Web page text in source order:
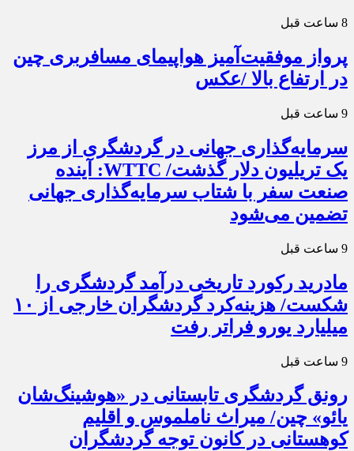
8 ساعت قبل
پرواز موفقیت‌آمیز هواپیمای مسافربری چین
در ارتفاع بالا /عکس
9 ساعت قبل
سرمایه‌گذاری جهانی در گردشگری از مرز
یک تریلیون دلار گذشت/ WTTC: آینده
صنعت سفر با شتاب سرمایه‌گذاری جهانی
تضمین می‌شود
9 ساعت قبل
مادرید رکورد تاریخی درآمد گردشگری را
شکست/ هزینه‌کرد گردشگران خارجی از ۱۰
میلیارد یورو فراتر رفت
9 ساعت قبل
رونق گردشگری تابستانی در «هوشینگ‌شان
یائو» چین/ میراث ناملموس و اقلیم
کوهستانی در کانون توجه گردشگران